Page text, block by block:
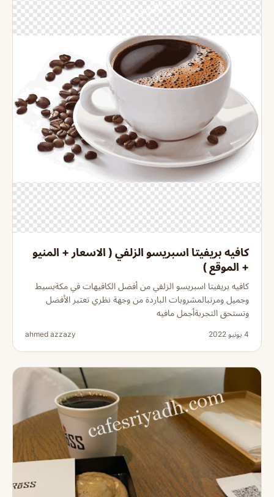
كافيه بريفيتا اسبريسو الزلفي ( الاسعار + المنيو
+ الموقع )
كافيه بريفيتا اسبريسو الزلفي من أفضل الكافيهات في مكةبسيط
وجميل ومرتبالمشروبات الباردة من وجهة نظري تعتبر الأفضل
وتستحق التجربةأجمل مافيه
4 يونيو 2022 ahmed azzazy